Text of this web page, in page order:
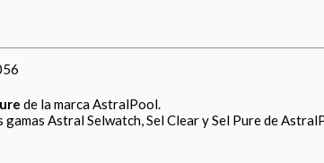
de la marca AstralPool.
Astral Selwatch, Sel Clear y Sel Pure de